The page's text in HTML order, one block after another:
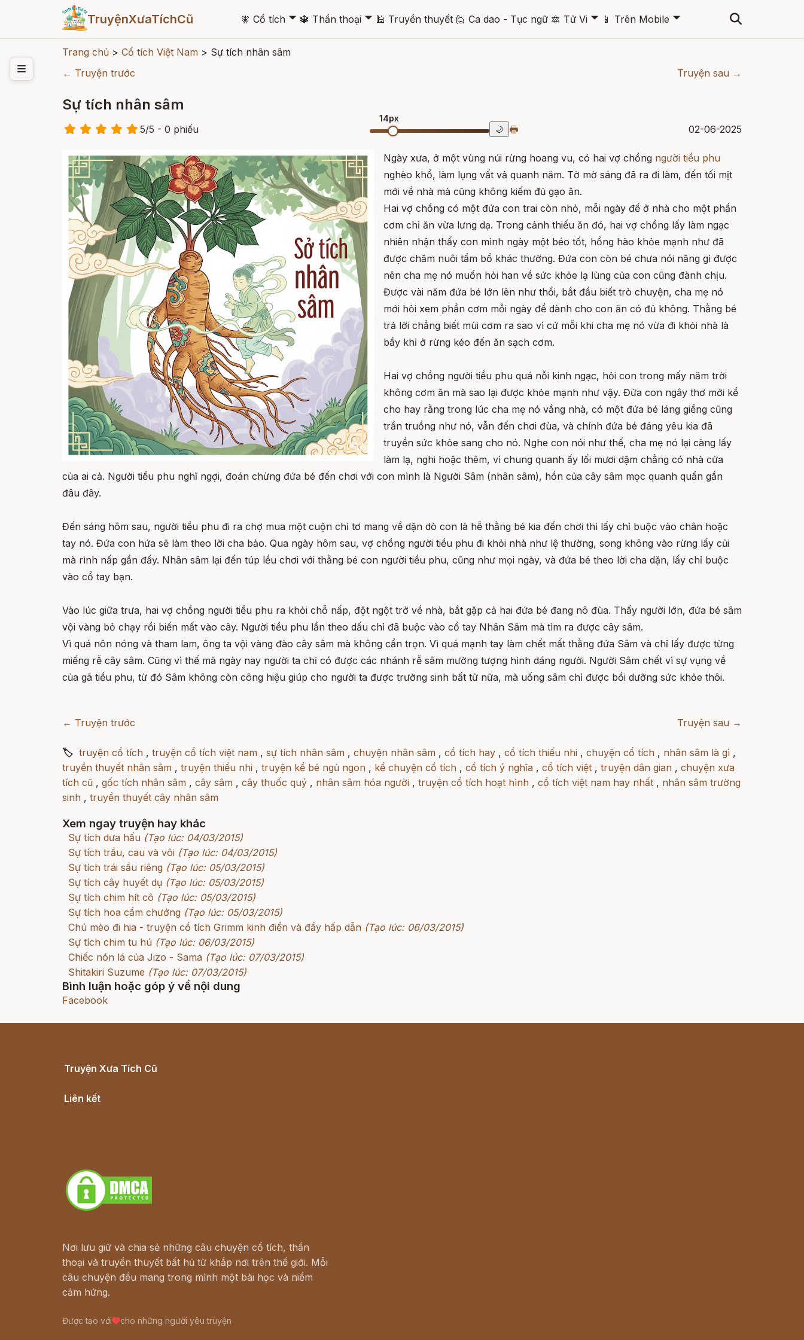
TruyệnXưaTíchCũ 🧚 Cổ tích 🞃 🔱 Thần thoại 🞃 🕌 Truyền thuyết 🙋 Ca dao - Tục ngữ 🔯 Tử Vi 🞃 📱 Trên Mobile 🞃
Trang chủ > Cổ tích Việt Nam > Sự tích nhân sâm
← Truyện trước
Truyện sau →
Sự tích nhân sâm
5/5 - 0 phiếu
14px
🌙 🖶 02-06-2025
Ngày xưa, ở một vùng núi rừng hoang vu, có hai vợ chồng người tiều phu
nghèo khổ, làm lụng vất vả quanh năm. Tờ mờ sáng đã ra đi làm, đến tối mịt
mới về nhà mà cũng không kiếm đủ gạo ăn.
Hai vợ chồng có một đứa con trai còn nhỏ, mỗi ngày để ở nhà cho một phần
cơm chỉ ăn vừa lưng dạ. Trong cảnh thiếu ăn đó, hai vợ chồng lấy làm ngạc
nhiên nhận thấy con mình ngày một béo tốt, hồng hào khỏe mạnh như đã
được chăm nuôi tẩm bổ khác thường. Đứa con còn bé chưa nói năng gì được
nên cha mẹ nó muốn hỏi han về sức khỏe lạ lùng của con cũng đành chịu.
Được vài năm đứa bé lớn lên như thổi, bắt đầu biết trò chuyện, cha mẹ nó
mới hỏi xem phần cơm mỗi ngày để dành cho con ăn có đủ không. Thằng bé
trả lời chẳng biết mùi cơm ra sao vì cứ mỗi khi cha mẹ nó vừa đi khỏi nhà là
bầy khỉ ở rừng kéo đến ăn sạch cơm.
Hai vợ chồng người tiều phu quá nỗi kinh ngạc, hỏi con trong mấy năm trời
không cơm ăn mà sao lại được khỏe mạnh như vậy. Đứa con ngây thơ mới kể
cho hay rằng trong lúc cha mẹ nó vắng nhà, có một đứa bé láng giềng cũng
trần truồng như nó, vẫn đến chơi đùa, và chính đứa bé đáng yêu kia đã
truyền sức khỏe sang cho nó. Nghe con nói như thế, cha mẹ nó lại càng lấy
làm lạ, nghi hoặc thêm, vì chung quanh ấy lối mươi dặm chẳng có nhà cửa
của ai cả. Người tiều phu nghĩ ngợi, đoán chừng đứa bé đến chơi với con mình là Người Sâm (nhân sâm), hồn của cây sâm mọc quanh quẩn gần
đâu đây.
Đến sáng hôm sau, người tiều phu đi ra chợ mua một cuộn chỉ tơ mang về dặn dò con là hễ thằng bé kia đến chơi thì lấy chỉ buộc vào chân hoặc
tay nó. Đứa con hứa sẽ làm theo lời cha bảo. Qua ngày hôm sau, vợ chồng người tiều phu đi khỏi nhà như lệ thường, song không vào rừng lấy củi
mà rình nấp gần đấy. Nhân sâm lại đến túp lều chơi với thằng bé con người tiều phu, cũng như mọi ngày, và đứa bé theo lời cha dặn, lấy chỉ buộc
vào cổ tay bạn.
Vào lúc giữa trưa, hai vợ chồng người tiều phu ra khỏi chỗ nấp, đột ngột trở về nhà, bắt gặp cả hai đứa bé đang nô đùa. Thấy người lớn, đứa bé sâm
vội vàng bỏ chạy rồi biến mất vào cây. Người tiều phu lần theo dấu chỉ đã buộc vào cổ tay Nhân Sâm mà tìm ra được cây sâm.
Vì quá nôn nóng và tham lam, ông ta vội vàng đào cây sâm mà không cẩn trọn. Vì quá mạnh tay làm chết mất thằng đứa Sâm và chỉ lấy được từng
miếng rễ cây sâm. Cũng vì thế mà ngày nay người ta chỉ có được các nhánh rễ sâm mường tượng hình dáng người. Người Sâm chết vì sự vụng về
của gã tiều phu, từ đó Sâm không còn công hiệu giúp cho người ta được trường sinh bất tử nữa, mà uống sâm chỉ được bồi dưỡng sức khỏe thôi.
← Truyện trước Truyện sau →
🏷 truyện cổ tích , truyện cổ tích việt nam , sự tích nhân sâm , chuyện nhân sâm , cổ tích hay , cổ tích thiếu nhi , chuyện cổ tích , nhân sâm là gì ,
truyền thuyết nhân sâm , truyện thiếu nhi , truyện kể bé ngủ ngon , kể chuyện cổ tích , cổ tích ý nghĩa , cổ tích việt , truyện dân gian , chuyện xưa
tích cũ , gốc tích nhân sâm , cây sâm , cây thuốc quý , nhân sâm hóa người , truyện cổ tích hoạt hình , cổ tích việt nam hay nhất , nhân sâm trường
sinh , truyền thuyết cây nhân sâm
Xem ngay truyện hay khác
Sự tích dưa hấu (Tạo lúc: 04/03/2015)
Sự tích trầu, cau và vôi (Tạo lúc: 04/03/2015)
Sự tích trái sầu riêng (Tạo lúc: 05/03/2015)
Sự tích cây huyết dụ (Tạo lúc: 05/03/2015)
Sự tích chim hít cô (Tạo lúc: 05/03/2015)
Sự tích hoa cẩm chướng (Tạo lúc: 05/03/2015)
Chú mèo đi hia - truyện cổ tích Grimm kinh điển và đầy hấp dẫn (Tạo lúc: 06/03/2015)
Sự tích chim tu hú (Tạo lúc: 06/03/2015)
Chiếc nón lá của Jizo - Sama (Tạo lúc: 07/03/2015)
Shitakiri Suzume (Tạo lúc: 07/03/2015)
Bình luận hoặc góp ý về nội dung
Facebook
Truyện Xưa Tích Cũ
Liên kết
Nơi lưu giữ và chia sẻ những câu chuyện cổ tích, thần
thoại và truyền thuyết bất hủ từ khắp nơi trên thế giới. Mỗi
câu chuyện đều mang trong mình một bài học và niềm
cảm hứng.
Được tạo với cho những người yêu truyện